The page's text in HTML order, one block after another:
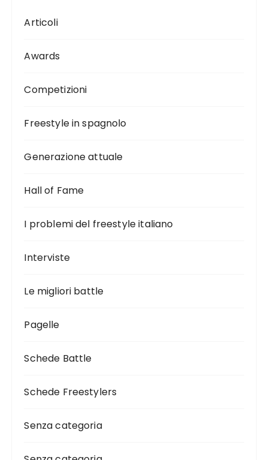
Articoli
Awards
Competizioni
Freestyle in spagnolo
Generazione attuale
Hall of Fame
I problemi del freestyle italiano
Interviste
Le migliori battle
Pagelle
Schede Battle
Schede Freestylers
Senza categoria